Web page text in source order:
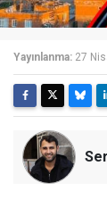
Yayınlanma: 27